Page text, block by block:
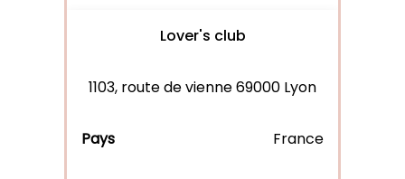
Lover's club
1103, route de vienne 69000 Lyon
France